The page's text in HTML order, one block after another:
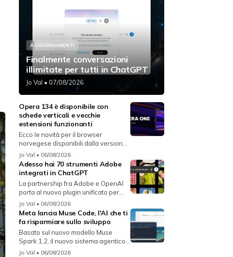
AGGIORNAMENTI
Finalmente conversazioni
illimitate per tutti in ChatGPT
Jo Val • 07/08/2026
Opera 134 è disponibile con
schede verticali e vecchie
estensioni funzionanti
Ecco le novità per il browser
norvegese disponibili dalla versione
134...
Jo Val • 06/08/2026
Adesso hai 70 strumenti Adobe
integrati in ChatGPT
La partnership fra Adobe e OpenAI
porta al nuovo plugin unificato per...
Jo Val • 06/08/2026
Meta lancia Muse Code, l'AI che ti
fa risparmiare sullo sviluppo
Basato sul nuovo modello Muse
Spark 1.2, il nuovo sistema agentico
fun...
Jo Val • 06/08/2026